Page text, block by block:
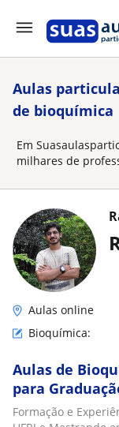
Aulas
de bioquímica
Em
milhares de
Aulas online
Bioquímica:
Aulas de
para
Formação e